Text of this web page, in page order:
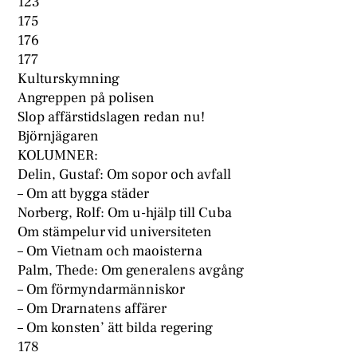
175
176
177
Kulturskymning
Angreppen på polisen
Slop affärstidslagen redan nu!
Björnjägaren
KOLUMNER:
Delin, Gustaf: Om sopor och avfall
– Om att bygga städer
Norberg, Rolf: Om u-hjälp till Cuba
Om stämpelur vid universiteten
– Om Vietnam och maoisterna
Palm, Thede: Om generalens avgång
– Om förmyndarmänniskor
– Om Drarnatens affärer
– Om konsten’ ätt bilda regering
178